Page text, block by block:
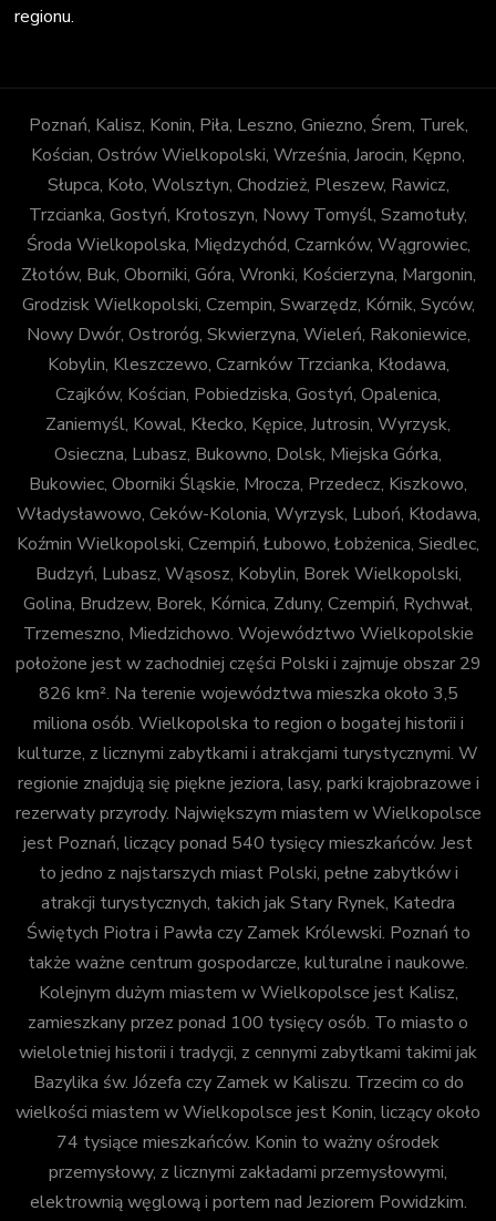
regionu.
Poznań, Kalisz, Konin, Piła, Leszno, Gniezno, Śrem, Turek,
Kościan, Ostrów Wielkopolski, Września, Jarocin, Kępno,
Słupca, Koło, Wolsztyn, Chodzież, Pleszew, Rawicz,
Trzcianka, Gostyń, Krotoszyn, Nowy Tomyśl, Szamotuły,
Środa Wielkopolska, Międzychód, Czarnków, Wągrowiec,
Złotów, Buk, Oborniki, Góra, Wronki, Kościerzyna, Margonin,
Grodzisk Wielkopolski, Czempin, Swarzędz, Kórnik, Syców,
Nowy Dwór, Ostroróg, Skwierzyna, Wieleń, Rakoniewice,
Kobylin, Kleszczewo, Czarnków Trzcianka, Kłodawa,
Czajków, Kościan, Pobiedziska, Gostyń, Opalenica,
Zaniemyśl, Kowal, Kłecko, Kępice, Jutrosin, Wyrzysk,
Osieczna, Lubasz, Bukowno, Dolsk, Miejska Górka,
Bukowiec, Oborniki Śląskie, Mrocza, Przedecz, Kiszkowo,
Władysławowo, Ceków-Kolonia, Wyrzysk, Luboń, Kłodawa,
Koźmin Wielkopolski, Czempiń, Łubowo, Łobżenica, Siedlec,
Budzyń, Lubasz, Wąsosz, Kobylin, Borek Wielkopolski,
Golina, Brudzew, Borek, Kórnica, Zduny, Czempiń, Rychwał,
Trzemeszno, Miedzichowo. Województwo Wielkopolskie
położone jest w zachodniej części Polski i zajmuje obszar 29
826 km². Na terenie województwa mieszka około 3,5
miliona osób. Wielkopolska to region o bogatej historii i
kulturze, z licznymi zabytkami i atrakcjami turystycznymi. W
regionie znajdują się piękne jeziora, lasy, parki krajobrazowe i
rezerwaty przyrody. Największym miastem w Wielkopolsce
jest Poznań, liczący ponad 540 tysięcy mieszkańców. Jest
to jedno z najstarszych miast Polski, pełne zabytków i
atrakcji turystycznych, takich jak Stary Rynek, Katedra
Świętych Piotra i Pawła czy Zamek Królewski. Poznań to
także ważne centrum gospodarcze, kulturalne i naukowe.
Kolejnym dużym miastem w Wielkopolsce jest Kalisz,
zamieszkany przez ponad 100 tysięcy osób. To miasto o
wieloletniej historii i tradycji, z cennymi zabytkami takimi jak
Bazylika św. Józefa czy Zamek w Kaliszu. Trzecim co do
wielkości miastem w Wielkopolsce jest Konin, liczący około
74 tysiące mieszkańców. Konin to ważny ośrodek
przemysłowy, z licznymi zakładami przemysłowymi,
elektrownią węglową i portem nad Jeziorem Powidzkim.